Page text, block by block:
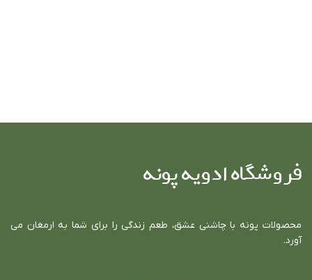
فروشگاه ادویه پونه
محصولات پونه با چاشني عشق، طعم زندگي را براي شما به ارمغان مي
آورد.